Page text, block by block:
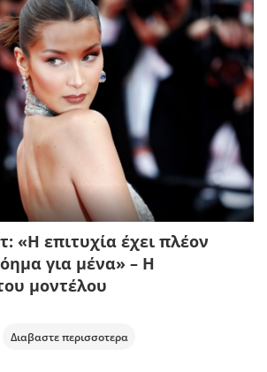
«Η επιτυχία έχει πλέον
για μένα» – Η
μοντέλου
Διαβαστε περισσοτερα